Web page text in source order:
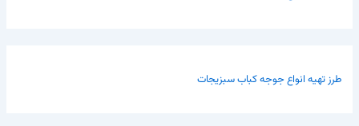
طرز تهیه انواع جوجه کباب سبزیجات